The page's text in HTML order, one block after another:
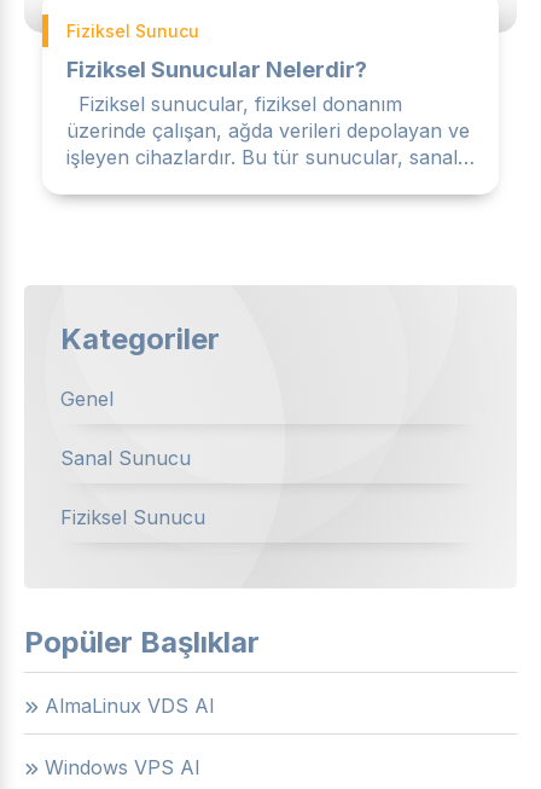
Fiziksel Sunucu
Fiziksel Sunucular Nelerdir?
Fiziksel sunucular, fiziksel donanım
üzerinde çalışan, ağda verileri depolayan ve
işleyen cihazlardır. Bu tür sunucular, sanal
Kategoriler
Genel
Sanal Sunucu
Fiziksel Sunucu
Popüler Başlıklar
AlmaLinux VDS Al
Windows VPS Al